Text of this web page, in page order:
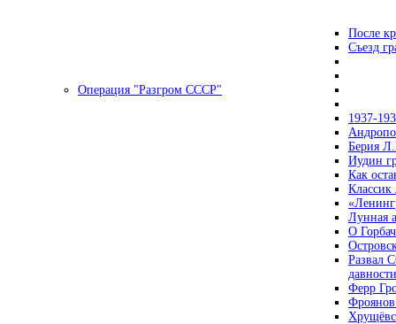
После
Съезд
Операция "Разгром СССР"
1937-
Берия
Иудин
Как
Лунная
О
Развал
давности
Ферр